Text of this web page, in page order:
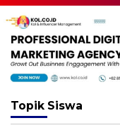
Topik Siswa